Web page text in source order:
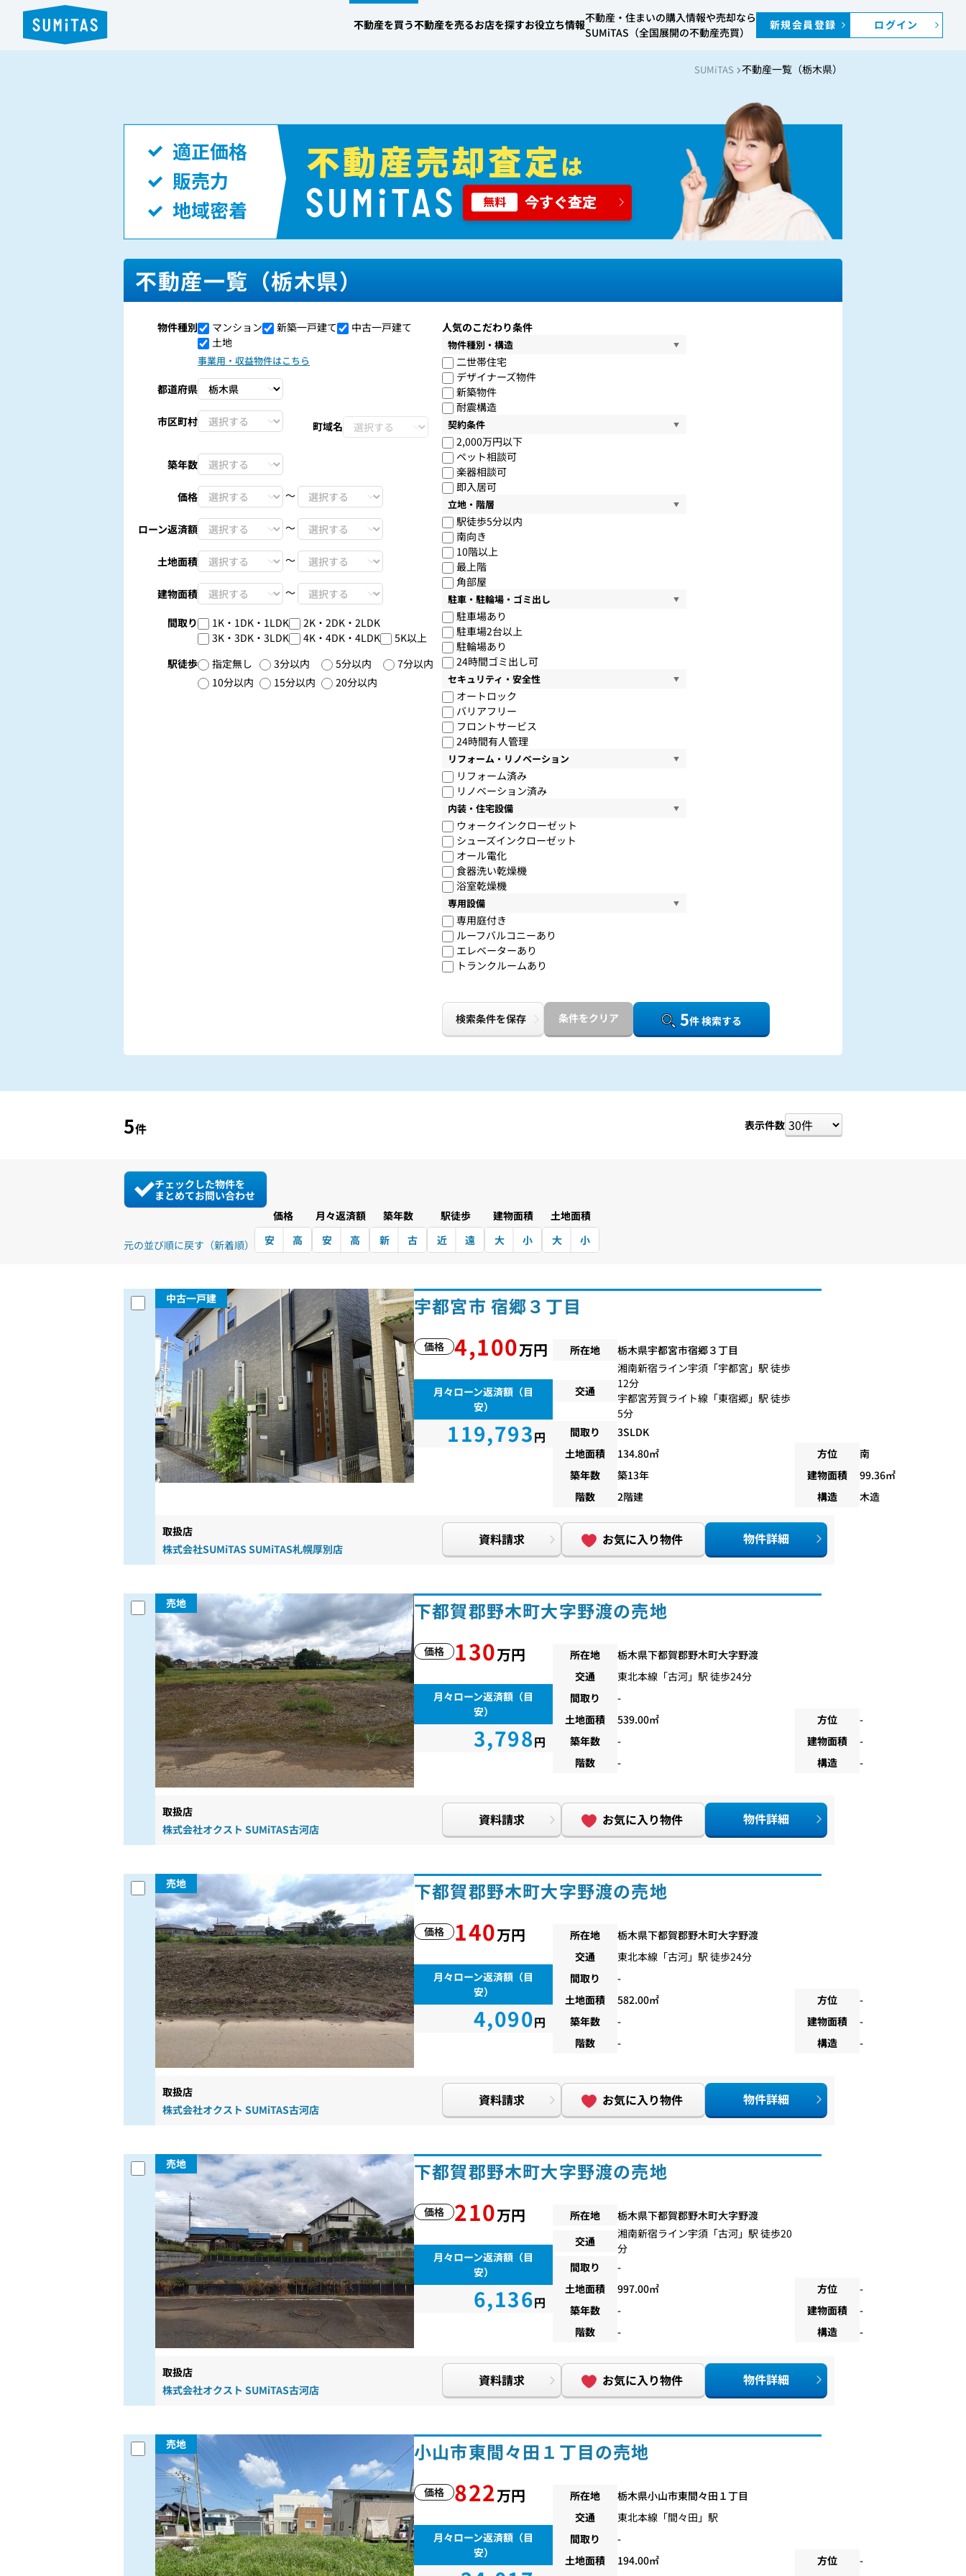
不動産を買う不動産を売るお店を探すお役立ち情報
不動産・住まいの購入情報や売却なら
SUMiTAS（全国展開の不動産売買）
新規会員登録 ログイン
SUMiTAS 不動産一覧（栃木県）
不動産一覧（栃木県）
物件種別 マンション 新築一戸建て
中古一戸建て
土地
事業用・収益物件はこちら
都道府県
市区町村 町域名
築年数
価格 〜
ローン返済額 〜
土地面積 〜
建物面積 〜
間取り 1K・1DK・1LDK
2K・2DK・2LDK
3K・3DK・3LDK
4K・4DK・4LDK
5K以上
駅徒歩
指定無し 3分以内 5分以内
7分以内
10分以内
15分以内 20分以内
人気のこだわり条件
物件種別・構造
二世帯住宅
デザイナーズ物件
新築物件
耐震構造
契約条件
2,000万円以下
ペット相談可
楽器相談可
即入居可
立地・階層
駅徒歩5分以内
南向き
10階以上
最上階
角部屋
駐車・駐輪場・ゴミ出し
駐車場あり
駐車場2台以上
駐輪場あり
24時間ゴミ出し可
セキュリティ・安全性
オートロック
バリアフリー
フロントサービス
24時間有人管理
リフォーム・リノベーション
リフォーム済み
リノベーション済み
内装・住宅設備
ウォークインクローゼット
シューズインクローゼット
オール電化
食器洗い乾燥機
浴室乾燥機
専用設備
専用庭付き
ルーフバルコニーあり
エレベーターあり
トランクルームあり
検索条件を保存 条件をクリア 5件 検索する
5件 表示件数
チェックした物件を
まとめてお問い合わせ
元の並び順に戻す（新着順）
価格
安
高
月々返済額
安
高
築年数
新
古
駅徒歩
近
遠
建物面積
大
小
土地面積
大
小
中古一戸建 宇都宮市 宿郷３丁目
価格 4,100万円
月々ローン返済額（目
安）
119,793円
所在地 栃木県宇都宮市宿郷３丁目
交通
湘南新宿ライン宇須 「宇都宮 」駅 徒歩
12分
宇都宮芳賀ライト線 「東宿郷」駅 徒歩
5分
間取り
3SLDK
土地面積
134.80㎡ 方位
南
築年数
築13年 建物面積
99.36㎡
階数
2階建 構造 木造
取扱店
株式会社SUMiTAS SUMiTAS札幌厚別店
資料請求 お気に入り物件 物件詳細
売地 下都賀郡野木町大字野渡の売地
価格 130万円
月々ローン返済額（目
安）
3,798円
所在地
栃木県下都賀郡野木町大字野渡
交通
東北本線 「古河」駅 徒歩24分
間取り
-
土地面積
539.00㎡ 方位
-
築年数
- 建物面積
-
階数
- 構造 -
取扱店
株式会社オクスト SUMiTAS古河店
資料請求 お気に入り物件 物件詳細
売地 下都賀郡野木町大字野渡の売地
価格 140万円
月々ローン返済額（目
安）
4,090円
所在地
栃木県下都賀郡野木町大字野渡
交通
東北本線 「古河」駅 徒歩24分
間取り
-
土地面積
582.00㎡ 方位
-
築年数
- 建物面積
-
階数
- 構造 -
取扱店
株式会社オクスト SUMiTAS古河店
資料請求 お気に入り物件 物件詳細
売地 下都賀郡野木町大字野渡の売地
価格 210万円
月々ローン返済額（目
安）
6,136円
所在地
栃木県下都賀郡野木町大字野渡
交通
湘南新宿ライン宇須 「古河」駅 徒歩20
分
間取り
-
土地面積
997.00㎡ 方位
-
築年数
- 建物面積
-
階数
- 構造 -
取扱店
株式会社オクスト SUMiTAS古河店
資料請求 お気に入り物件 物件詳細
売地 小山市東間々田１丁目の売地
価格 822万円
月々ローン返済額（目
安）
所在地
栃木県小山市東間々田１丁目
交通
東北本線 「間々田 」駅
間取り
-
土地面積
194.00㎡ 方位
-